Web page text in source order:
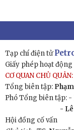
Tạp chí điện tử
Giấy phép hoạt động
CƠ QUAN CHỦ QUẢN:
Tổng biên tập:
Phó Tổng biên tập: -
-
Hội đồng cố vấn